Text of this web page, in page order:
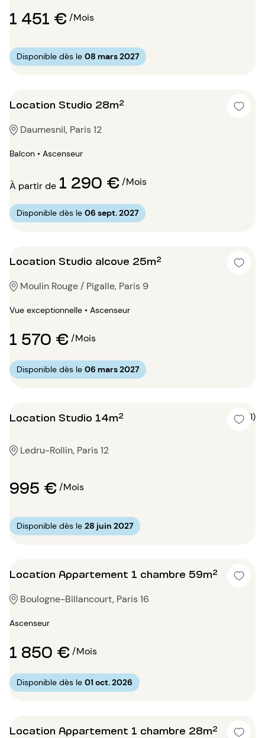
1 451 €/Mois
Disponible dès le 08 mars 2027
Location Studio 28m²
Daumesnil, Paris 12
Balcon • Ascenseur
À partir de 1 290 €/Mois
Disponible dès le 06 sept. 2027
Location Studio alcove 25m²
Moulin Rouge / Pigalle, Paris 9
Vue exceptionnelle • Ascenseur
1 570 €/Mois
Disponible dès le 06 mars 2027
Location Studio 14m² 5 (1)
Ledru-Rollin, Paris 12
995 €/Mois
Disponible dès le 28 juin 2027
Location Appartement 1 chambre 59m²
Boulogne-Billancourt, Paris 16
Ascenseur
1 850 €/Mois
Disponible dès le 01 oct. 2026
Location Appartement 1 chambre 28m²